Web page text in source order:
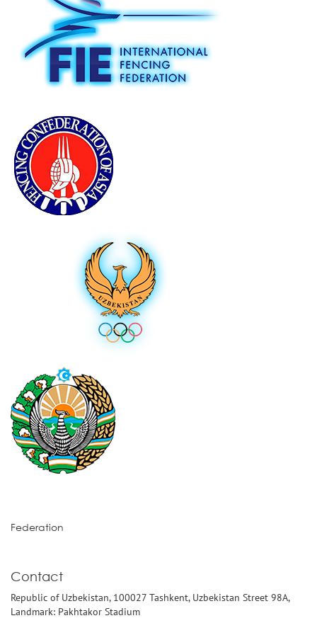
Federation
Contact
Republic of Uzbekistan, 100027 Tashkent, Uzbekistan Street 98A,
Landmark: Pakhtakor Stadium